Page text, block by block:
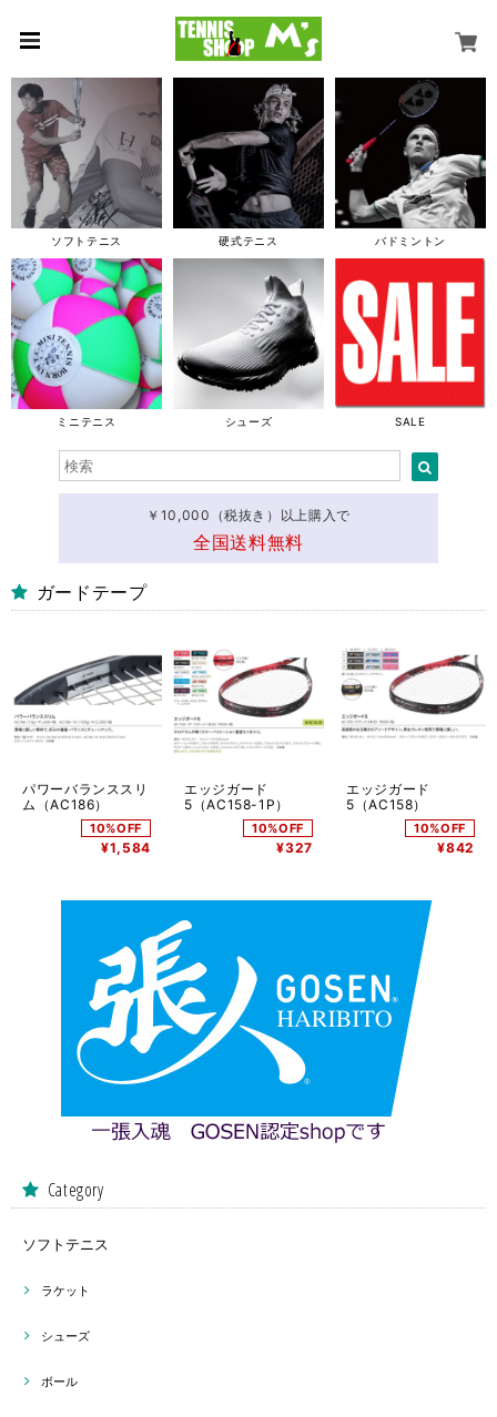
ソフトテニス 硬式テニス バドミントン
ミニテニス シューズ SALE
￥10,000（税抜き）以上購入で
全国送料無料
ガードテープ
パワーバランススリ
ム（AC186）
10%OFF
¥1,584
エッジガード
5（AC158-1P）
10%OFF
¥327
エッジガード
5（AC158）
10%OFF
¥842
Category
ソフトテニス
ラケット
シューズ
ボール